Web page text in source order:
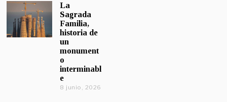
La
Sagrada
Familia,
historia de
un
monument
o
interminabl
e
8 junio, 2026